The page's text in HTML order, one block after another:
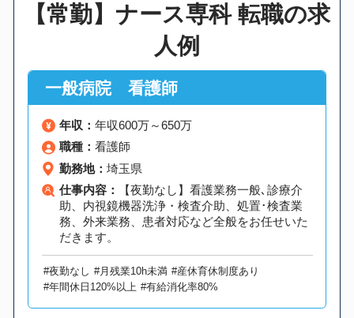
【常勤】ナース専科 転職の求
人例
一般病院 看護師
年収： 年収600万～650万
職種： 看護師
勤務地： 埼玉県
仕事内容：
【夜勤なし】看護業務一般､診療介
助、内視鏡機器洗浄・検査介助、処置･検査業
務、外来業務、患者対応など全般をお任せいた
だきます。
#夜勤なし #月残業10h未満 #産休育休制度あり
#年間休日120%以上 #有給消化率80%